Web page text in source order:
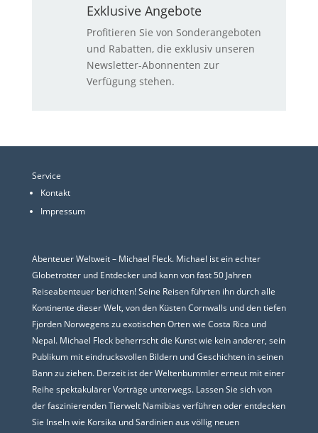
Exklusive Angebote
Profitieren Sie von Sonderangeboten
und Rabatten, die exklusiv unseren
Newsletter-Abonnenten zur
Verfügung stehen.
Service
Kontakt
Impressum
Abenteuer Weltweit – Michael Fleck. Michael ist ein echter
Globetrotter und Entdecker und kann von fast 50 Jahren
Reiseabenteuer berichten! Seine Reisen führten ihn durch alle
Kontinente dieser Welt, von den Küsten Cornwalls und den tiefen
Fjorden Norwegens zu exotischen Orten wie Costa Rica und
Nepal. Michael Fleck beherrscht die Kunst wie kein anderer, sein
Publikum mit eindrucksvollen Bildern und Geschichten in seinen
Bann zu ziehen. Derzeit ist der Weltenbummler erneut mit einer
Reihe spektakulärer Vorträge unterwegs. Lassen Sie sich von
der faszinierenden Tierwelt Namibias verführen oder entdecken
Sie Inseln wie Korsika und Sardinien aus völlig neuen